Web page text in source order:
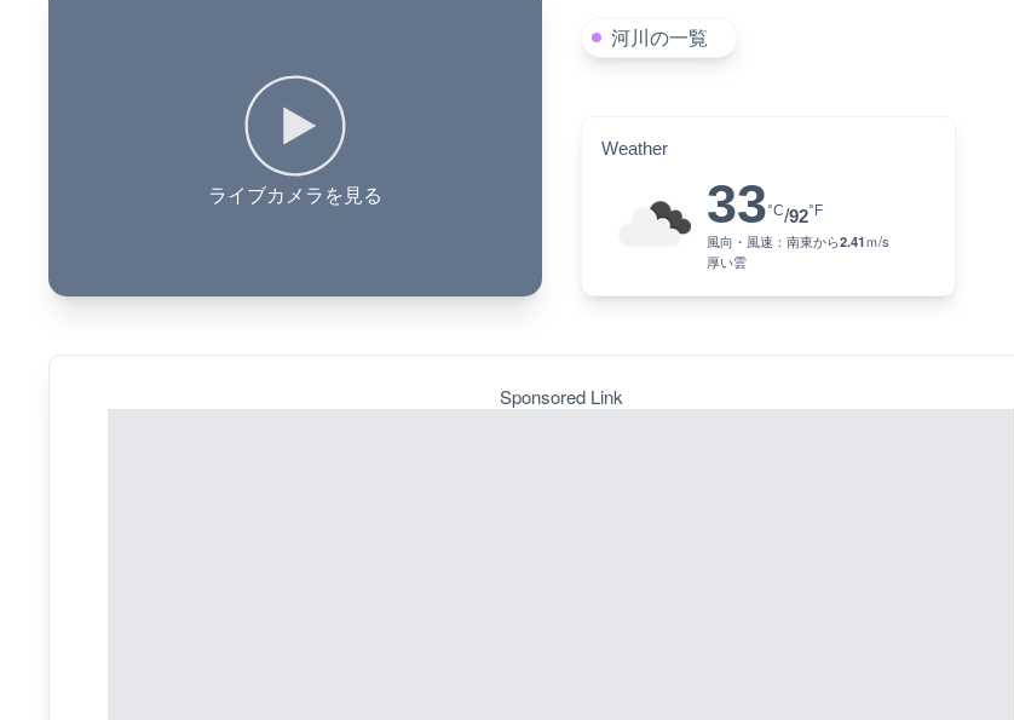
ライブカメラを見る
河川の一覧
Weather
33°C/92°F
風向・風速： 南東から2.41ｍ/s
厚い雲
Sponsored Link